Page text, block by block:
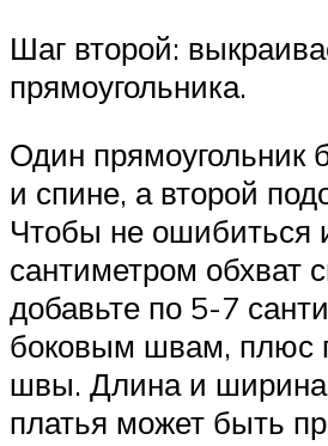
Шаг второй:
прямоугольника.
Один прямоугольник
и спине, а второй
Чтобы не ошибиться
сантиметром обхват
добавьте по 5-7
боковым швам, плюс
швы. Длина и ширина
платья может быть